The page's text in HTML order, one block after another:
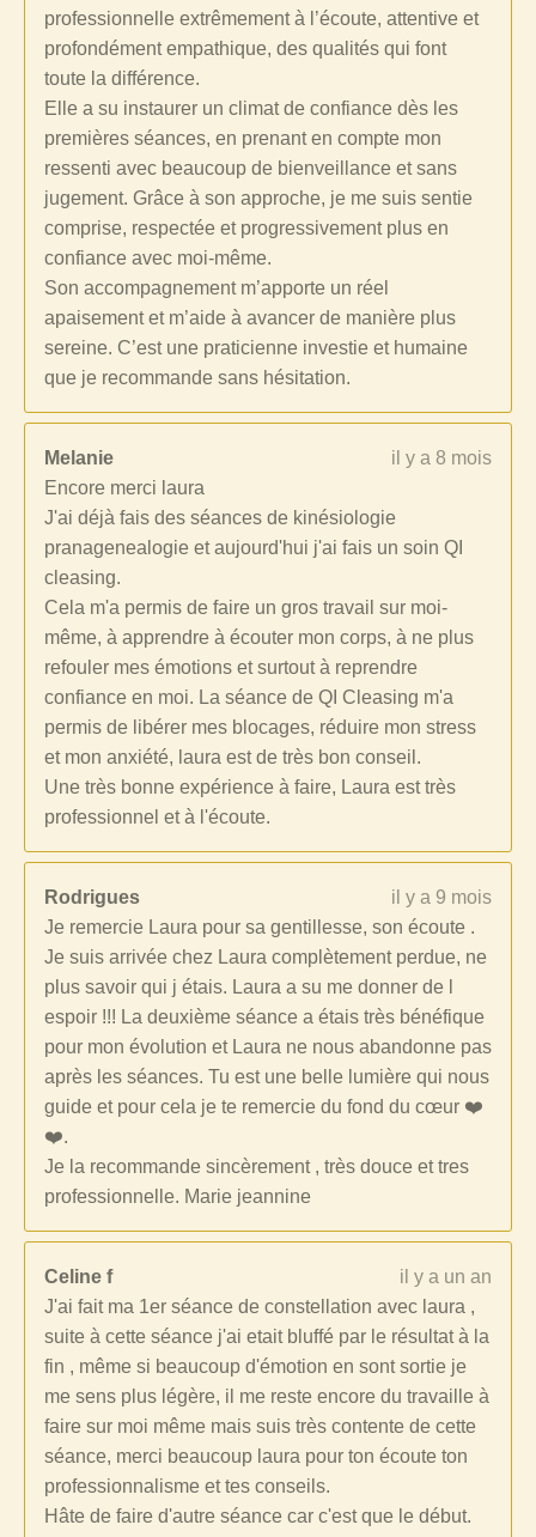
professionnelle extrêmement à l’écoute, attentive et
profondément empathique, des qualités qui font
toute la différence.
Elle a su instaurer un climat de confiance dès les
premières séances, en prenant en compte mon
ressenti avec beaucoup de bienveillance et sans
jugement. Grâce à son approche, je me suis sentie
comprise, respectée et progressivement plus en
confiance avec moi-même.
Son accompagnement m’apporte un réel
apaisement et m’aide à avancer de manière plus
sereine. C’est une praticienne investie et humaine
que je recommande sans hésitation.
Melanie
il y a 8 mois
Encore merci laura
J'ai déjà fais des séances de kinésiologie
pranagenealogie et aujourd'hui j'ai fais un soin QI
cleasing.
Cela m'a permis de faire un gros travail sur moi-
même, à apprendre à écouter mon corps, à ne plus
refouler mes émotions et surtout à reprendre
confiance en moi. La séance de QI Cleasing m'a
permis de libérer mes blocages, réduire mon stress
et mon anxiété, laura est de très bon conseil.
Une très bonne expérience à faire, Laura est très
professionnel et à l'écoute.
Rodrigues
il y a 9 mois
Je remercie Laura pour sa gentillesse, son écoute .
Je suis arrivée chez Laura complètement perdue, ne
plus savoir qui j étais. Laura a su me donner de l
espoir !!! La deuxième séance a étais très bénéfique
pour mon évolution et Laura ne nous abandonne pas
après les séances. Tu est une belle lumière qui nous
guide et pour cela je te remercie du fond du cœur ❤️
❤️.
Je la recommande sincèrement , très douce et tres
professionnelle. Marie jeannine
Celine f
il y a un an
J'ai fait ma 1er séance de constellation avec laura ,
suite à cette séance j'ai etait bluffé par le résultat à la
fin , même si beaucoup d'émotion en sont sortie je
me sens plus légère, il me reste encore du travaille à
faire sur moi même mais suis très contente de cette
séance, merci beaucoup laura pour ton écoute ton
professionnalisme et tes conseils.
Hâte de faire d'autre séance car c'est que le début.